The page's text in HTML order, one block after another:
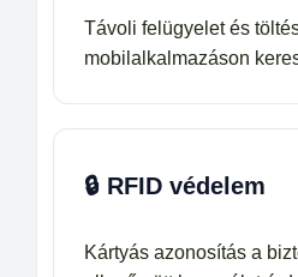
Távoli felügyelet és
mobilalkalmazáson
🔒 RFID védelem
Kártyás azonosítás a